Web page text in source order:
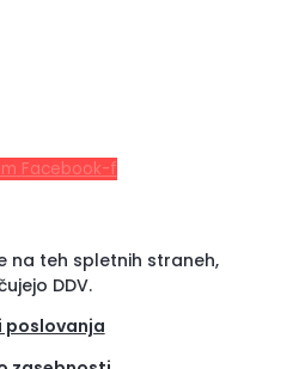
Facebook-f
na teh spletnih straneh,
DDV.
poslovanja